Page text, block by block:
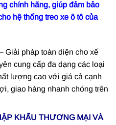
chính hãng, giúp đảm bảo
hệ thống treo xe ô tô của
Giải pháp toàn diện cho xế
cung cấp đa dạng các loại
lượng cao với giá cả cạnh
giao hàng nhanh chóng trên
KHẨU THƯƠNG MẠI VÀ